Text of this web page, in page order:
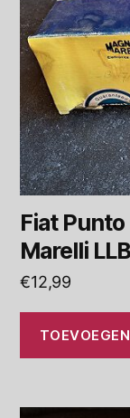
Fiat
Marelli
€12,99